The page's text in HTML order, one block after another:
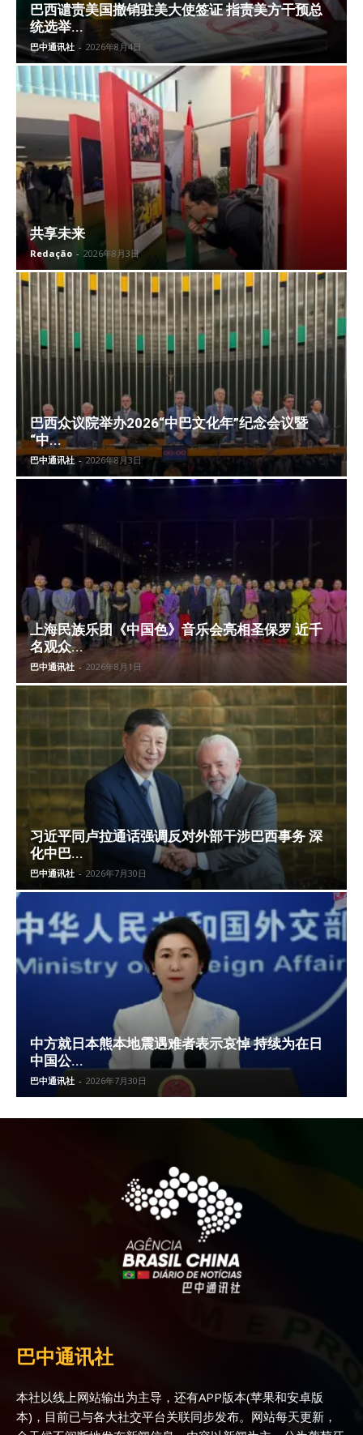
巴西谴责美国撤销驻美大使签证 指责美方干预总
统选举...
巴中通讯社 - 2026年8月4日
共享未来
Redação - 2026年8月3日
巴西众议院举办2026“中巴文化年”纪念会议暨
“中...
巴中通讯社 - 2026年8月3日
上海民族乐团《中国色》音乐会亮相圣保罗 近千
名观众...
巴中通讯社 - 2026年8月1日
习近平同卢拉通话强调反对外部干涉巴西事务 深
化中巴...
巴中通讯社 - 2026年7月30日
中方就日本熊本地震遇难者表示哀悼 持续为在日
中国公...
巴中通讯社 - 2026年7月30日
巴中通讯社
本社以线上网站输出为主导，还有APP版本(苹果和安卓版
本)，目前已与各大社交平台关联同步发布。网站每天更新，